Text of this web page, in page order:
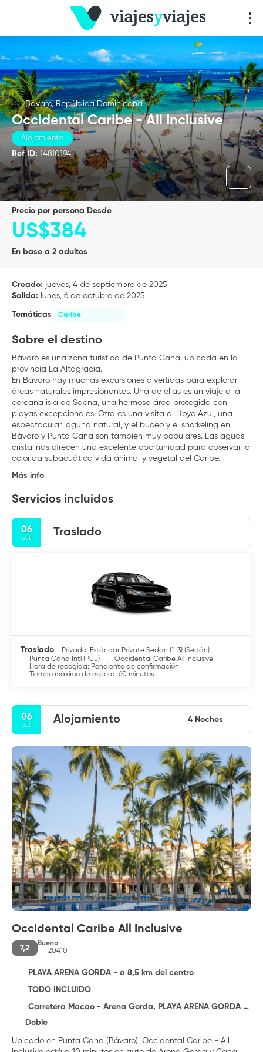
Bávaro, República Dominicana
Occidental Caribe - All Inclusive
Alojamiento
Ref ID: 14810194
precio por persona Desde
US$384
En base a 2 adultos
Creado: jueves, 4 de septiembre de 2025
Salida: lunes, 6 de octubre de 2025
Temáticas Caribe
Sobre el destino
Bávaro es una zona turística de Punta Cana, ubicada en la
provincia La Altagracia.
En Bávaro hay muchas excursiones divertidas para explorar
áreas naturales impresionantes. Una de ellas es un viaje a la
cercana isla de Saona, una hermosa área protegida con
playas excepcionales. Otra es una visita al Hoyo Azul, una
espectacular laguna natural, y el buceo y el snorkeling en
Bávaro y Punta Cana son también muy populares. Las aguas
cristalinas ofrecen una excelente oportunidad para observar la
colorida subacuática vida animal y vegetal del Caribe.
Más info
Servicios incluidos
06
oct Traslado
Traslado - Privado: Estándar Private Sedan (1-3) (Sedán)
Punta Cana Intl (PUJ)
Occidental Caribe All Inclusive
Hora de recogida: Pendiente de confirmación
Tiempo máximo de espera: 60 minutos
06
oct Alojamiento 4 Noches
Occidental Caribe All Inclusive
7,2
Bueno
20410
PLAYA ARENA GORDA - a 8,5 km del centro
TODO INCLUIDO
Carretera Macao - Arena Gorda, PLAYA ARENA GORDA 23301
Doble
Ubicado en Punta Cana (Bávaro), Occidental Caribe - All